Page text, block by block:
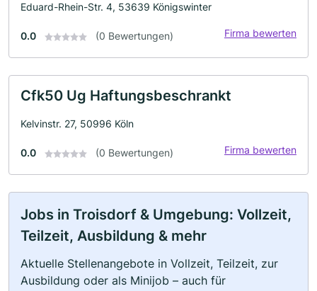
Eduard-Rhein-Str. 4, 53639 Königswinter
0.0 (0 Bewertungen) Firma bewerten
Cfk50 Ug Haftungsbeschrankt
Kelvinstr. 27, 50996 Köln
0.0 (0 Bewertungen) Firma bewerten
Jobs in Troisdorf & Umgebung: Vollzeit,
Teilzeit, Ausbildung & mehr
Aktuelle Stellenangebote in Vollzeit, Teilzeit, zur
Ausbildung oder als Minijob – auch für